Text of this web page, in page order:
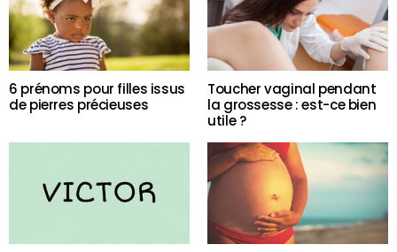
6 prénoms pour filles issus
de pierres précieuses
Toucher vaginal pendant
la grossesse : est-ce bien
utile ?